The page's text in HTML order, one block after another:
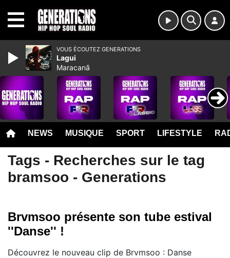
NEWS MUSIQUE SPORT LIFESTYLE
Tags - Recherches sur le tag
bramsoo - Generations
Brvmsoo présente son tube estival
''Danse'' !
Découvrez le nouveau clip de Brvmsoo : Danse
VOUS ÉCOUTEZ GENERATIONS
Lagui
Maracanã